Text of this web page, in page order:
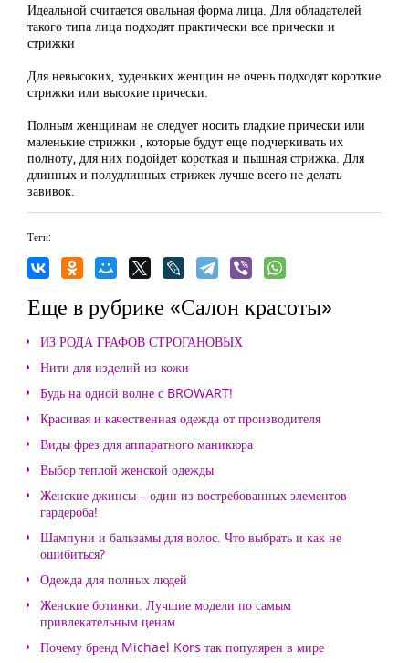
Идеальной считается овальная форма лица. Для обладателей
такого типа лица подходят практически все прически и
стрижки
Для невысоких, худеньких женщин не очень подходят короткие
стрижки или высокие прически.
Полным женщинам не следует носить гладкие прически или
маленькие стрижки , которые будут еще подчеркивать их
полноту, для них подойдет короткая и пышная стрижка. Для
длинных и полудлинных стрижек лучше всего не делать
завивок.
Теги:
Еще в рубрике «Салон красоты»
ИЗ РОДА ГРАФОВ СТРОГАНОВЫХ
Нити для изделий из кожи
Будь на одной волне с BROWART!
Красивая и качественная одежда от производителя
Виды фрез для аппаратного маникюра
Выбор теплой женской одежды
Женские джинсы – один из востребованных элементов
гардероба!
Шампуни и бальзамы для волос. Что выбрать и как не
ошибиться?
Одежда для полных людей
Женские ботинки. Лучшие модели по самым
привлекательным ценам
Почему бренд Michael Kors так популярен в мире